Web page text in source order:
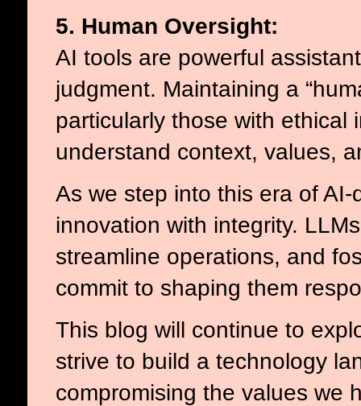
5. Human Oversight:
AI tools are powerful
judgment. Maintaining a
particularly those with ethical
understand context, values,
As we step into this era of
innovation with integrity.
streamline operations, and
commit to shaping them
This blog will continue to
strive to build a technology
compromising the values we